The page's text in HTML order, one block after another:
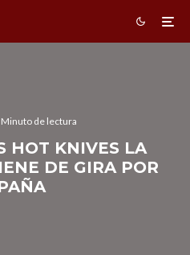
Minuto de lectura
HOT KNIVES LA
DE GIRA POR